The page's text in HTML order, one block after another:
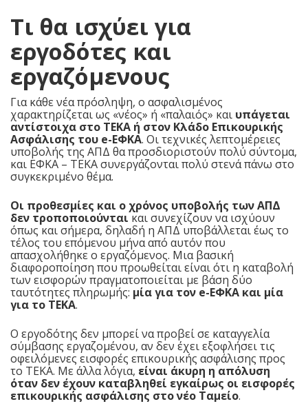
Τι θα ισχύει για
εργοδότες και
εργαζόμενους
Για κάθε νέα πρόσληψη, ο ασφαλισμένος
χαρακτηρίζεται ως «νέος» ή «παλαιός» και υπάγεται
αντίστοιχα στο ΤΕΚΑ ή στον Κλάδο Επικουρικής
Ασφάλισης του e-ΕΦΚΑ. Οι τεχνικές λεπτομέρειες
υποβολής της ΑΠΔ θα προσδιοριστούν πολύ σύντομα,
και ΕΦΚΑ – ΤΕΚΑ συνεργάζονται πολύ στενά πάνω στο
συγκεκριμένο θέμα.
Οι προθεσμίες και ο χρόνος υποβολής των ΑΠΔ
δεν τροποποιούνταικαι συνεχίζουν να ισχύουν
όπως και σήμερα, δηλαδή η ΑΠΔ υποβάλλεται έως το
τέλος του επόμενου μήνα από αυτόν που
απασχολήθηκε ο εργαζόμενος. Μια βασική
διαφοροποίηση που προωθείται είναι ότι η καταβολή
των εισφορών πραγματοποιείται με βάση δύο
ταυτότητες πληρωμής: μία για τον e-ΕΦΚΑ και μία
για το ΤΕΚΑ.
Ο εργοδότης δεν μπορεί να προβεί σε καταγγελία
σύμβασης εργαζομένου, αν δεν έχει εξοφλήσει τις
οφειλόμενες εισφορές επικουρικής ασφάλισης προς
το ΤΕΚΑ. Με άλλα λόγια, είναι άκυρη η απόλυση
όταν δεν έχουν καταβληθεί εγκαίρως οι εισφορές
επικουρικής ασφάλισης στο νέο Ταμείο.